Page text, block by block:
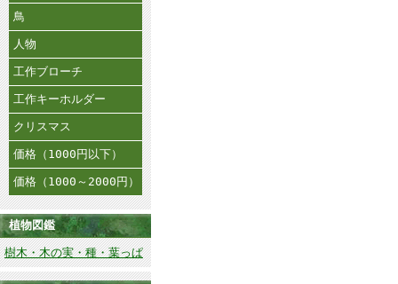
鳥
人物
工作ブローチ
工作キーホルダー
クリスマス
価格（1000円以下）
価格（1000～2000円）
植物図鑑
樹木・木の実・種・葉っぱ